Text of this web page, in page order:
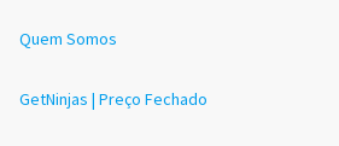
Quem Somos
GetNinjas | Preço Fechado